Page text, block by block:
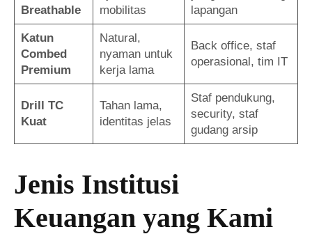
Breathable
mobilitas
lapangan
Katun
Combed
Premium
Natural,
nyaman untuk
kerja lama
Back office, staf
operasional, tim IT
Drill TC
Kuat
Tahan lama,
identitas jelas
Staf pendukung,
security, staf
gudang arsip
Jenis Institusi
Keuangan yang Kami